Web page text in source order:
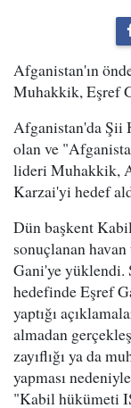
Afganistan'ın
Muhakkik, Eşref
Afganistan'da Şii
olan ve
lideri Muhakkik,
Karzai'yi hedef
Dün başkent
sonuçlanan
Gani'ye yüklendi.
hedefinde Eşref
yaptığı
almadan
zayıflığı ya da
yapması
"Kabil hükümeti